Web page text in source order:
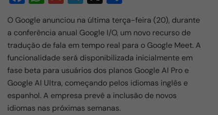
c
e
b
o
o
k
at
s
A
p
p
m
ail
el
e
gr
a
m
ar
e
O Google anunciou na última terça-feira (20), durante
a conferência anual Google I/O, um novo recurso de
tradução de fala em tempo real para o Google Meet. A
funcionalidade será disponibilizada inicialmente em
fase beta para usuários dos planos Google AI Pro e
Google AI Ultra, começando pelos idiomas inglês e
espanhol. A empresa prevê a inclusão de novos
idiomas nas próximas semanas.